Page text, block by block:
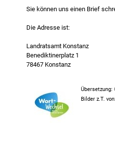
Sie können uns einen Brief
Die Adresse ist:
Landratsamt Konstanz
Benediktinerplatz 1
78467 Konstanz
Übersetzung:
Bilder z.T.